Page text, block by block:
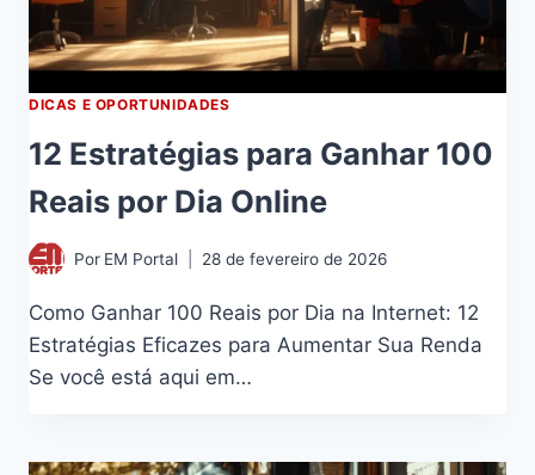
DICAS E OPORTUNIDADES
12 Estratégias para Ganhar 100
Reais por Dia Online
Por EM Portal 28 de fevereiro de 2026
Como Ganhar 100 Reais por Dia na Internet: 12
Estratégias Eficazes para Aumentar Sua Renda
Se você está aqui em…